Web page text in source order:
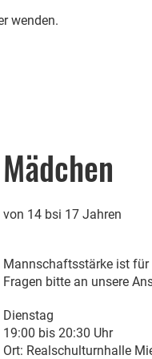
wenden.
Mädchen
von 14 bsi 17 Jahren
Mannschaftsstärke ist für
Fragen bitte an unsere
Dienstag
19:00 bis 20:30 Uhr
​Ort: Realschulturnhalle